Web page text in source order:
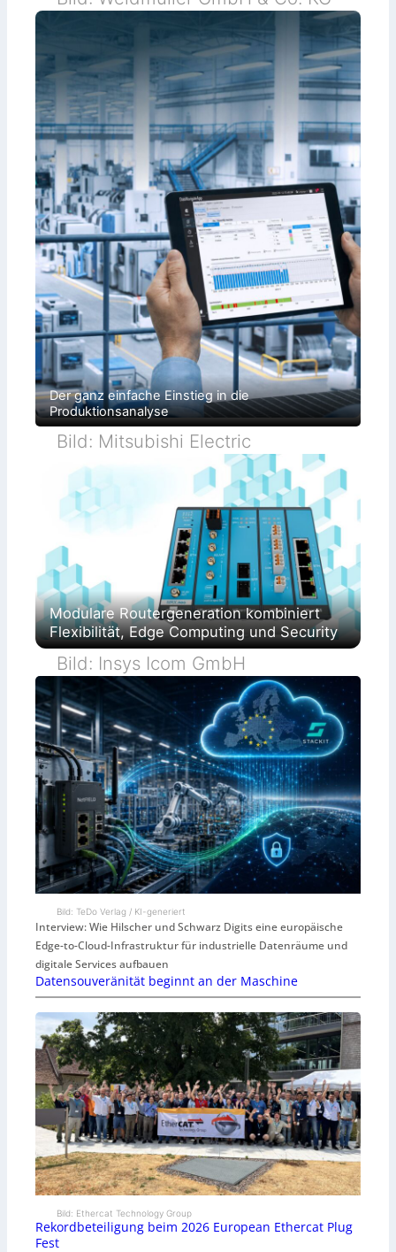
Der ganz einfache Einstieg in die
Produktionsanalyse
Bild: Mitsubishi Electric
Modulare Routergeneration kombiniert
Flexibilität, Edge Computing und Security
Bild: Insys Icom GmbH
Bild: TeDo Verlag / KI-generiert
Interview: Wie Hilscher und Schwarz Digits eine europäische
Edge-to-Cloud-Infrastruktur für industrielle Datenräume und
digitale Services aufbauen
Datensouveränität beginnt an der Maschine
Bild: Ethercat Technology Group
Rekordbeteiligung beim 2026 European Ethercat Plug
Fest